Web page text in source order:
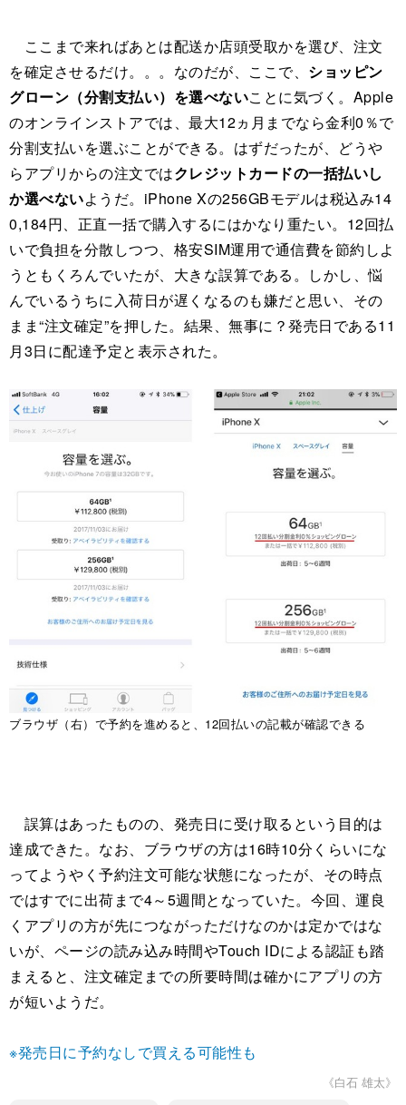
ここまで来ればあとは配送か店頭受取かを選び、注文
を確定させるだけ。。。なのだが、ここで、 ショッピン
グローン（分割支払い）を選べないことに気づく。Apple
のオンラインストアでは、最大12ヵ月までなら金利0％で
分割支払いを選ぶことができる。はずだったが、どうや
らアプリからの注文ではクレジットカードの一括払いし
か選べないようだ。iPhone Xの256GBモデルは税込み14
0,184円、正直一括で購入するにはかなり重たい。12回払
いで負担を分散しつつ、格安SIM運用で通信費を節約しよ
うともくろんでいたが、大きな誤算である。しかし、悩
んでいるうちに入荷日が遅くなるのも嫌だと思い、その
まま“注文確定”を押した。結果、無事に？発売日である11
月3日に配達予定と表示された。
ブラウザ（右）で予約を進めると、12回払いの記載が確認できる
誤算はあったものの、発売日に受け取るという目的は
達成できた。なお、ブラウザの方は16時10分くらいにな
ってようやく予約注文可能な状態になったが、その時点
ではすでに出荷まで4～5週間となっていた。今回、運良
くアプリの方が先につながっただけなのかは定かではな
いが、ページの読み込み時間やTouch IDによる認証も踏
まえると、注文確定までの所要時間は確かにアプリの方
が短いようだ。
※発売日に予約なしで買える可能性も
《白石 雄太》